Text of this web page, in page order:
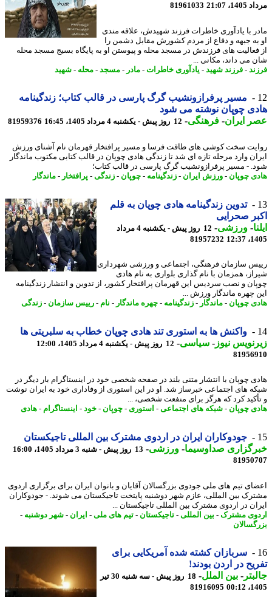
21:07
81961033
با یادآوری خاطرات فرزند شهیدش، علاقه مندی
جبهه و دفاع از مردم کشورش مقابل دشمن را
های فرزندش در مسجد محله و پیوستن او به پایگاه بسیج مسجد محله
می داند، مکانی ...
- فرزند شهید-یادآوری خاطرات- مادر -مسجد-محله-شهید
مسیر پرفرازونشیب گرگ پارسی در قالب کتاب؛ زندگینامه
چوپان نوشته می شود
ایران- فرهنگی-12 روز پیش - یکشنبه 4 مرداد 1405، 16:45 81959376
سخت کوشی های طاقت فرسا و مسیر پرافتخار قهرمان نام آشنای ورزش
وارد مرحله تازه ای شد تا زندگی هادی چوپان در قالب کتابی مکتوب ماندگار
- مسیر پرفرازونشیب گرگ پارسی در قالب کتاب؛
چوپان-ورزش ایران - زندگینامه-چوپان-زندگی-پرافتخار-ماندگار
تدوین زندگینامه هادی چوپان به قلم
صحرایی
-ورزشی-
12 روز پیش - یکشنبه 4 مرداد
81957232
سازمان فرهنگی، اجتماعی و ورزشی شهرداری
همزمان با نام گذاری بلواری به نام هادی
و نصب سردیس این قهرمان پرافتخار کشور، از تدوین و انتشار زندگینامه
چهره ماندگار ورزش ...
چوپان-ماندگار-زندگینامه-چهره ماندگار-نام -رییس سازمان -زندگی
واکنش ها به استوری تند هادی چوپان خطاب به سلبریتی ها
نیوز-سیاسی-12 روز پیش - یکشنبه 4 مرداد 1405، 12:00
چوپان با انتشار متنی بلند در صفحه شخصی خود در اینستاگرام بار دیگر در
های اجتماعی خبرساز شد. او در این استوری از وفاداری خود به ایران نوشت
کرد که هرگز برای منفعت شخصی، ...
چوپان-شبکه های اجتماعی-استوری- چوپان-خود -اینستاگرام- هادی
جودوکاران ایران در اردوی مشترک بین المللی تاجیکستان
صداوسیما-ورزشی-13 روز پیش - شنبه 3 مرداد 1405، 16:00
تیم های ملی جودوی بزرگسالان آقایان و بانوان ایران برای برگزاری اردوی
بین المللی، عازم شهر دوشنبه پایتخت تاجیکستان می شوند. - جودوکاران
در اردوی مشترک بین المللی تاجیکستان ...
مشترک- بین المللی-تاجیکستان-تیم های ملی -ایران - شهر دوشنبه-
سربازان کشته شده آمریکایی برای
در اردن بودند!
-بین الملل-
18 روز پیش - سه شنبه 30 تیر
81916095